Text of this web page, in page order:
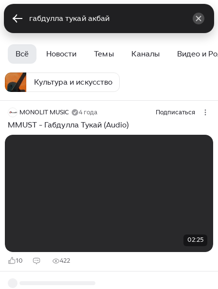
Всё Новости Темы Каналы Видео и
Культура и искусство
MONOLIT MUSIC 4 года Подписаться
MMUST - Габдулла Тукай (Audio)
02:25
10 422